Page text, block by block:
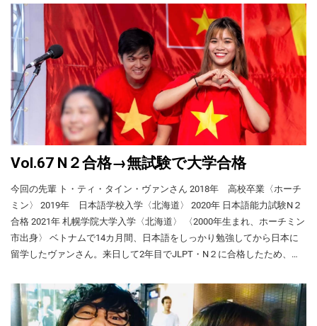
できますが、壁などに流し込む場合は、私た
ちがホースを肩に担いで2、3時間立ち続けま
した。太いホースは2人で担ぎ、細いホースは
1人で担ぎますが、細いホースでもかなり重
く、担ぎ続けるのはきつい仕事でした。 長い
移動時間に睡眠禁止 私たちの平均的な1日は
こうでした。 4:30 起床 5:00 トラック6、7
台で会社（私たちの寮の隣）を出発。現場ま
で平均1時間～1時間半。 6:00～6:30 現場到
着。仕事の準備（平均1時間）。準備が早く終
われば休憩。 8:00～17:00 仕事（途中で３
回・計90分休憩） 17:00 後片付けなど
への往復は、トラック1台に3人（日本人1
人、ベトナム人2人）が乗り、日本人が運転し
ました。しかし、私たちが何か話すと日本人
が怒り、眠っても怒られるので、私たちは車
内でずっと黙って景色を眺めていました。技
能実習生はSIMを持っていないので車内では
疲れました。 十分にもらえなかった残業代
external link KOKORO｜給与、残業代、有給休
暇 会社から現場まで片道3、4時間かかること
内容、京都のお勧めの観光名所を紹介します。 〈このページの内容〉 •
日本語学習：私の工夫 • ハノイで日本人学生と交流 • 短期交流で初めて
日本へ • 日本入国と留学生寮 • 新型コロナ禍での大学のプログラム • 地
域のベトナム人との交流 • 私の好きな京都のスポット • まとめ 日本語学
習：私の工夫 日本語力を生かして日本語センターで講師のアルバイト
私は日本のアニメやドラマが好きで、そこに出てくる日本の文化や景色
にひかれました。そのため、大学で日本語や日本について勉強しようと
思いました。大学で初めて日本語を学び、2年のときに日本語能力試験
（JLPT）N3に合格、3年のときにN２に合格しました。 授業以外では、
毎日２、３時間、自習（宿題と授業の復習）をしました。また、Netflix
で日本のアニメやドラマを見てリスニングの練習をしました。 ・友だ
ち4人とNetflixの費用をシェア ・特に好きなのは「千と千尋の神隠し」
「となりのトトロ」「5→9～私に恋したお坊さん～」など ・1回目はベ
トナム語の字幕付きで見て、2回目以降は日本語の字幕付きで見る ベト
ナムで日本人学生と交流 日本の大学生たちをニンビン省チャンアンに
案内〈2019年〉 ハノイ国家大学には日本の大学生向けの短期交流プロ
ムにボランティアで協力し、日本人学生とたくさん交流しました。 ・
各プログラムの期間は１、２週間 ・日本各地の大学や外国語専門学校
の学生が参加（大学ごとにプログラム） ・内容は簡単なベトナム語会
Vol.67 N２合格→無試験で大学合格
今回の先輩 ト・ティ・タイン・ヴァンさん 2018年 高校卒業〈ホーチ
ミン〉 2019年 日本語学校入学〈北海道〉 2020年 日本語能力試験N２
合格 2021年 札幌学院大学入学〈北海道〉 〈2000年生まれ、ホーチミン
市出身〉 ベトナムで14カ月間、日本語をしっかり勉強してから日本に
留学したヴァンさん。来日して2年目でJLPT・N２に合格したため、大
〈このページの内容〉 • 留学前の日本語学習 • 来日後の日本語学習 • 親
切な人たちに囲まれてアルバイト • N２合格→無試験で大学入学 • 留学
の費用と家計簿 • ベトナム人コミュニティ • 北海道での暮らし • 落とし